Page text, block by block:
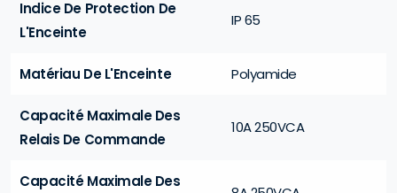
Indice De Protection De
L'Enceinte
IP 65
Matériau De L'Enceinte Polyamide
Capacité Maximale Des
Relais De Commande
10A 250VCA
Capacité Maximale Des